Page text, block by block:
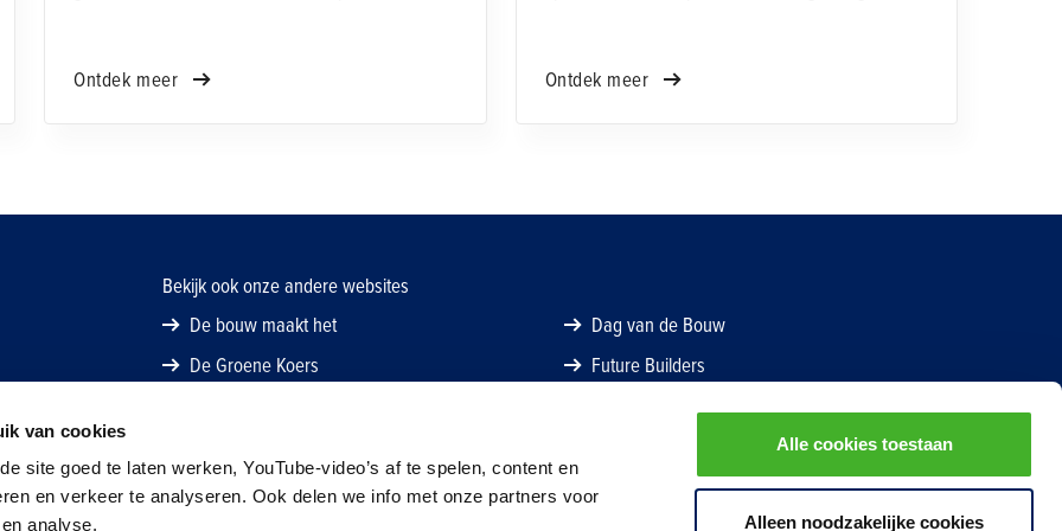
van cookies
site goed te laten werken, YouTube-video’s af te spelen, content en
en verkeer te analyseren. Ook delen we info met onze partners voor
analyse.
Alle cookies toestaan
Alleen noodzakelijke cookies
medewerker uitvalt (reactief) maar voorkom
Ontdek meer
Oost biedt een breed assortiment A-merken.
Ontdek meer
Bekijk ook onze andere websites
De bouw maakt het
Dag van de Bouw
De Groene Koers
Future Builders